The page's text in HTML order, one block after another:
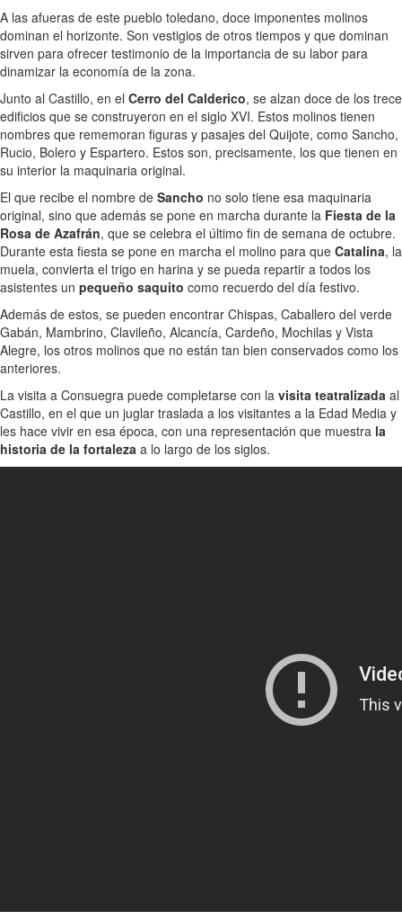
A las afueras de este pueblo toledano, doce imponentes molinos
dominan el horizonte. Son vestigios de otros tiempos y que dominan
sirven para ofrecer testimonio de la importancia de su labor para
dinamizar la economía de la zona.
Junto al Castillo, en el Cerro del Calderico, se alzan doce de los trece
edificios que se construyeron en el siglo XVI. Estos molinos tienen
nombres que rememoran figuras y pasajes del Quijote, como Sancho,
Rucio, Bolero y Espartero. Estos son, precisamente, los que tienen en
su interior la maquinaria original.
El que recibe el nombre de Sancho no solo tiene esa maquinaria
original, sino que además se pone en marcha durante la Fiesta de la
Rosa de Azafrán, que se celebra el último fin de semana de octubre.
Durante esta fiesta se pone en marcha el molino para que Catalina, la
muela, convierta el trigo en harina y se pueda repartir a todos los
asistentes un pequeño saquito como recuerdo del día festivo.
Además de estos, se pueden encontrar Chispas, Caballero del verde
Gabán, Mambrino, Clavileño, Alcancía, Cardeño, Mochilas y Vista
Alegre, los otros molinos que no están tan bien conservados como los
anteriores.
La visita a Consuegra puede completarse con la visita teatralizada al
Castillo, en el que un juglar traslada a los visitantes a la Edad Media y
les hace vivir en esa época, con una representación que muestra la
historia de la fortaleza a lo largo de los siglos.